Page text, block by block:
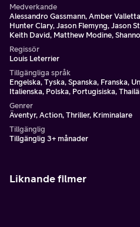
Medverkande
Alessandro Gassmann, Amber
Hunter Clary, Jason Flemyng, Jason
Keith David, Matthew Modine,
Regissör
Louis Leterrier
Tillgängliga språk
Engelska, Tyska, Spanska, Franska,
Italienska, Polska, Portugisiska,
Genrer
Äventyr, Action, Thriller, Kriminalare
Tillgänglig
Tillgänglig 3+ månader
Liknande filmer